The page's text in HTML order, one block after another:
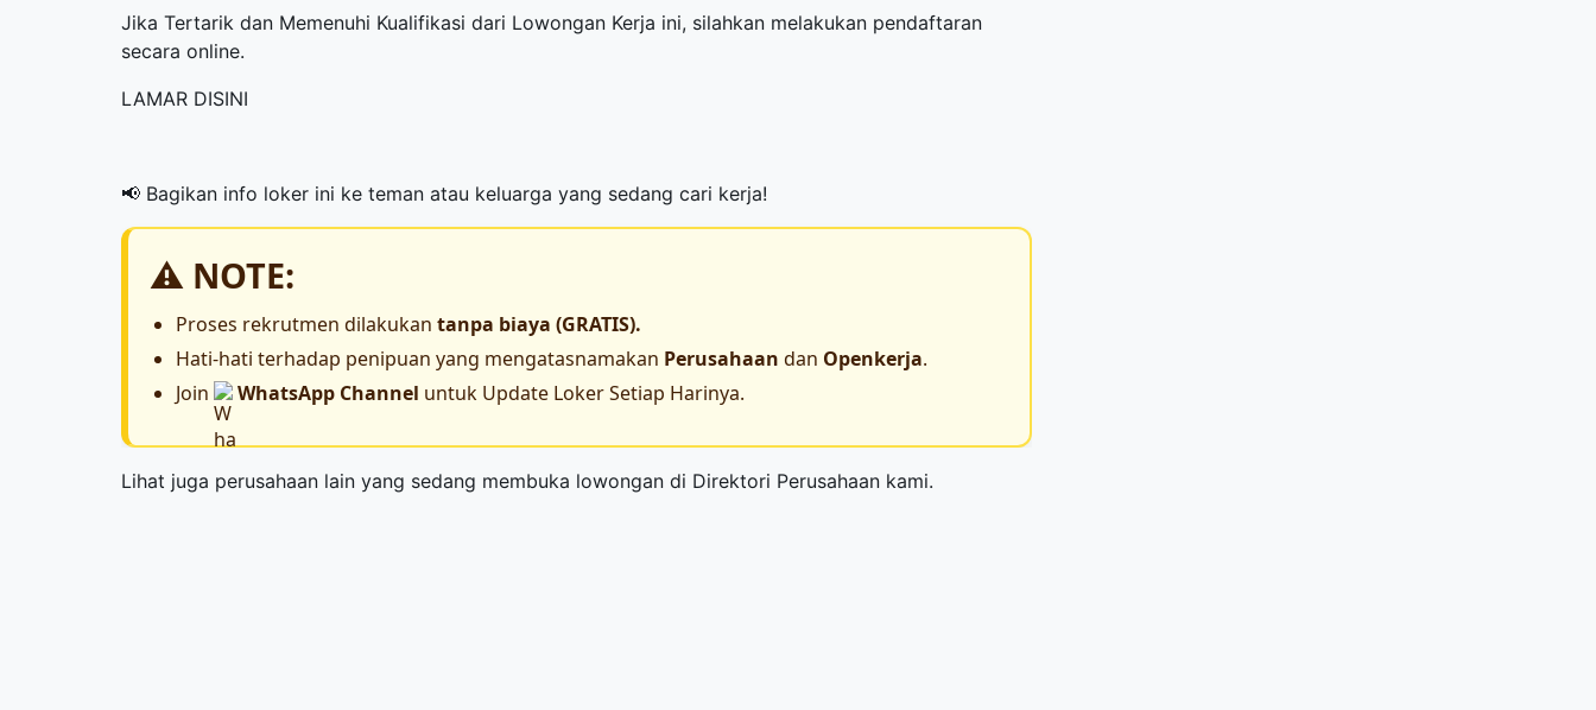
Jika Tertarik dan Memenuhi Kualifikasi dari Lowongan Kerja ini, silahkan melakukan pendaftaran
secara online.
LAMAR DISINI
📢 Bagikan info loker ini ke teman atau keluarga yang sedang cari kerja!
⚠️ NOTE:
Proses rekrutmen dilakukantanpa biaya (GRATIS).
Hati-hati terhadap penipuan yang mengatasnamakan Perusahaan dan Openkerja.
Join
WhatsApp Channel untuk Update Loker Setiap Harinya.
Lihat juga perusahaan lain yang sedang membuka lowongan di Direktori Perusahaan kami.